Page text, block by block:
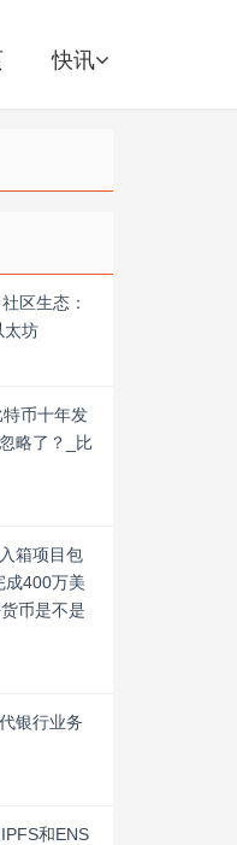
快讯
区生态：
太坊
币十年发
略了？_比
箱项目包
成400万美
币是不是
银行业务
和ENS